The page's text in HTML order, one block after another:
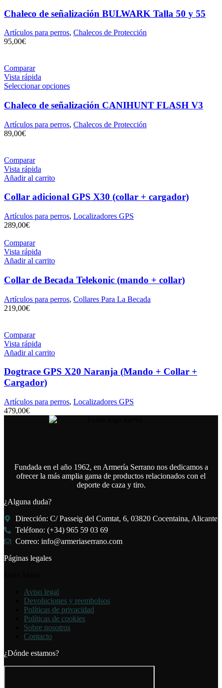
Chaleco de señalización BULWARK Talla 50 y 55
Artículos para perros, Chalecos de Protección
95,00€
Comparar
Vista rápida
Seleccionar opciones
Chaleco de señalización CANIHUNT FLASH V3
Artículos para perros, Chalecos de Protección
89,00€
Comparar
Vista rápida
Añadir al carrito
Collar adicional GPS X30 (collar + cargador)
Artículos para perros, Localizadores GPS
289,00€
Comparar
Vista rápida
Añadir al carrito
Collar de Becada Telekonic (mando + collar)
Artículos para perros, Collares Para La Becada
219,00€
Comparar
Vista rápida
Añadir al carrito
Dogtrace GPS X20 Naranja (Mando + Collar +
Cargador)
Artículos para perros, Localizadores GPS
479,00€
Fundada en el año 1962, en Armería Serrano nos dedicamos a
ofrecer la más amplia gama de productos relacionados con el
deporte de caza y tiro.
¿Alguna duda?
Dirección: C/ Passeig del Comtat, 6, 03820 Cocentaina, Alicante
Teléfono: (+34) 965 59 03 69
Correo: info@armeriaserrano.com
Páginas legales
Aviso legal
Devoluciones y reembolsos
Políticas de privacidad
Políticas de cookies
Sobre nosotros
Contacto
¿Dónde estamos?